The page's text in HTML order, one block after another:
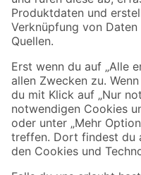
Sicher einkaufen
Jetzt die toom-App